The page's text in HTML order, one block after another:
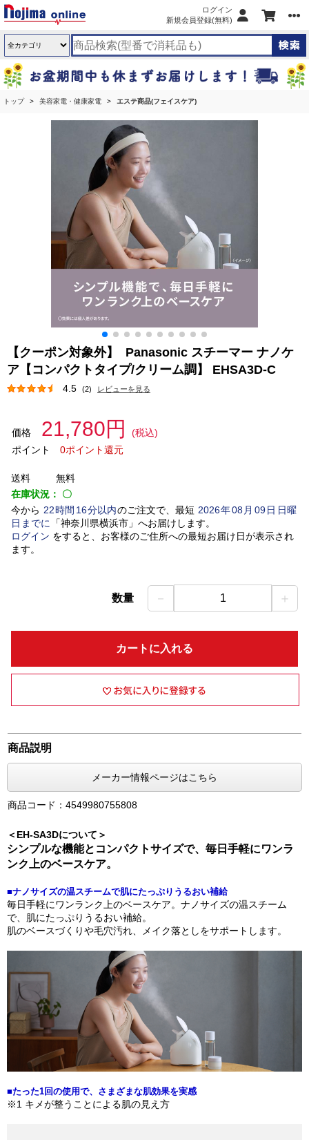
ログイン
新規会員登録(無料)
トップ 美容家電・健康家電 エステ商品(フェイスケア)
【クーポン対象外】 Panasonic スチーマー ナノケ
ア【コンパクトタイプ/クリーム調】 EHSA3D-C
4.5 (2) レビューを見る
価格 21,780円
(税込)
ポイント
0ポイント還元
送料
無料
在庫状況： 〇
今から 22時間 16分以内のご注文で、最短 2026年08 月 09日日曜
日 までに 「神奈川県横浜市」 へお届けします。
ログイン をすると、お客様のご住所への最短お届け日が表示され
ます。
数量 － 1 ＋
カートに入れる
商品説明
メーカー情報ページはこちら
商品コード：4549980755808
＜EH-SA3Dについて＞
シンプルな機能とコンパクトサイズで、毎日手軽にワンラ
ンク上のベースケア。
■ナノサイズの温スチームで肌にたっぷりうるおい補給
毎日手軽にワンランク上のベースケア。ナノサイズの温スチーム
で、肌にたっぷりうるおい補給。
肌のベースづくりや毛穴汚れ、メイク落としをサポートします。
■たった1回の使用で、さまざまな肌効果を実感
※1 キメが整うことによる肌の見え方